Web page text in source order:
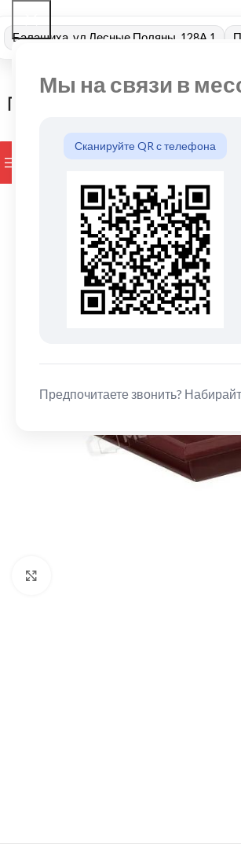
Мы на связи в
Сканируйте QR с телефона
Предпочитаете звонить?
Балашиха, ул Лесные Поляны, 128А 1
ПРОСМОТР КАТЕГОРИЙ